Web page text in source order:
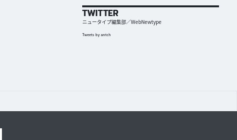
TWITTER
ニュータイプ編集部／WebNewtype
Tweets by antch